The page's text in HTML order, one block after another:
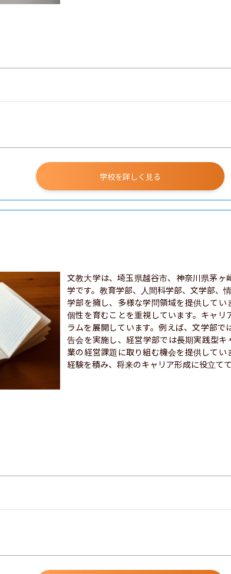
学校を詳しく見る
文教大学は、埼玉県越谷市、神奈川県茅
学です。教育学部、人間科学部、文学部、
学部を擁し、多様な学問領域を提供して
個性を育むことを重視しています。キャ
ラムを展開しています。例えば、文学部
告会を実施し、経営学部では長期実践型
業の経営課題に取り組む機会を提供して
経験を積み、将来のキャリア形成に役立てて